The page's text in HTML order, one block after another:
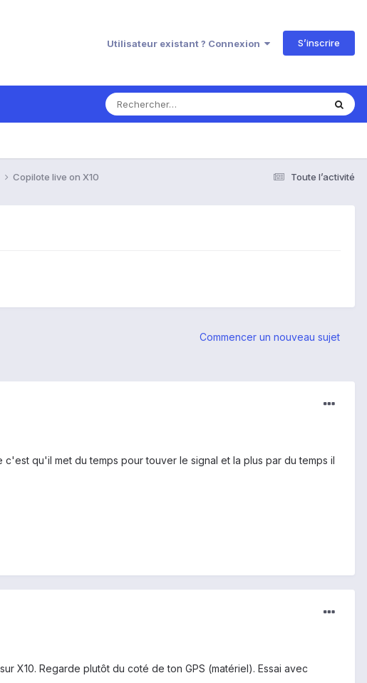
Utilisateur existant ? Connexion S’inscrire
Toute l’activité
Copilote live on X10
Commencer un nouveau sujet
qu'il met du temps pour touver le signal et la plus par du temps il
X10. Regarde plutôt du coté de ton GPS (matériel). Essai avec